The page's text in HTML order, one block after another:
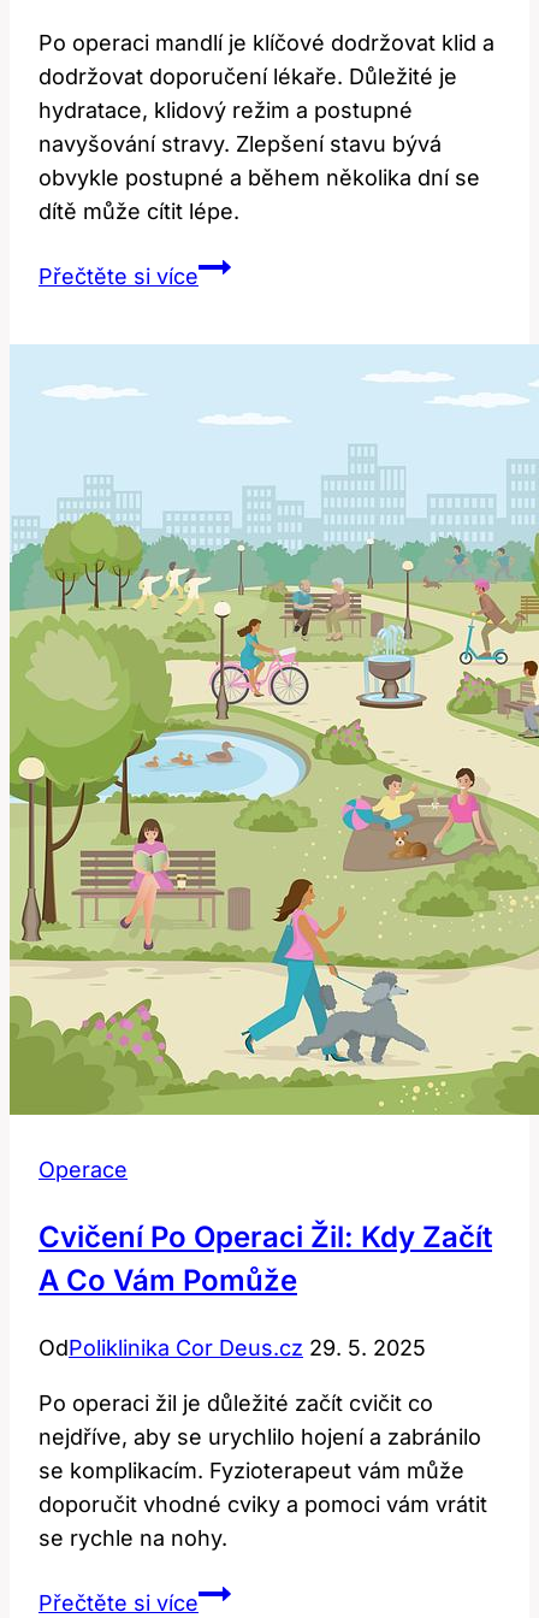
Po operaci mandlí je klíčové dodržovat klid a
dodržovat doporučení lékaře. Důležité je
hydratace, klidový režim a postupné
navyšování stravy. Zlepšení stavu bývá
obvykle postupné a během několika dní se
dítě může cítit lépe.
Přečtěte si víceChlapec
probíhá
rekonvalescence?
Operace
Cvičení Po Operaci Žil: Kdy Začít
A Co Vám Pomůže
OdPoliklinika Cor Deus.cz 29. 5. 2025
Po operaci žil je důležité začít cvičit co
nejdříve, aby se urychlilo hojení a zabránilo
se komplikacím. Fyzioterapeut vám může
doporučit vhodné cviky a pomoci vám vrátit
se rychle na nohy.
Přečtěte si víceCvičení